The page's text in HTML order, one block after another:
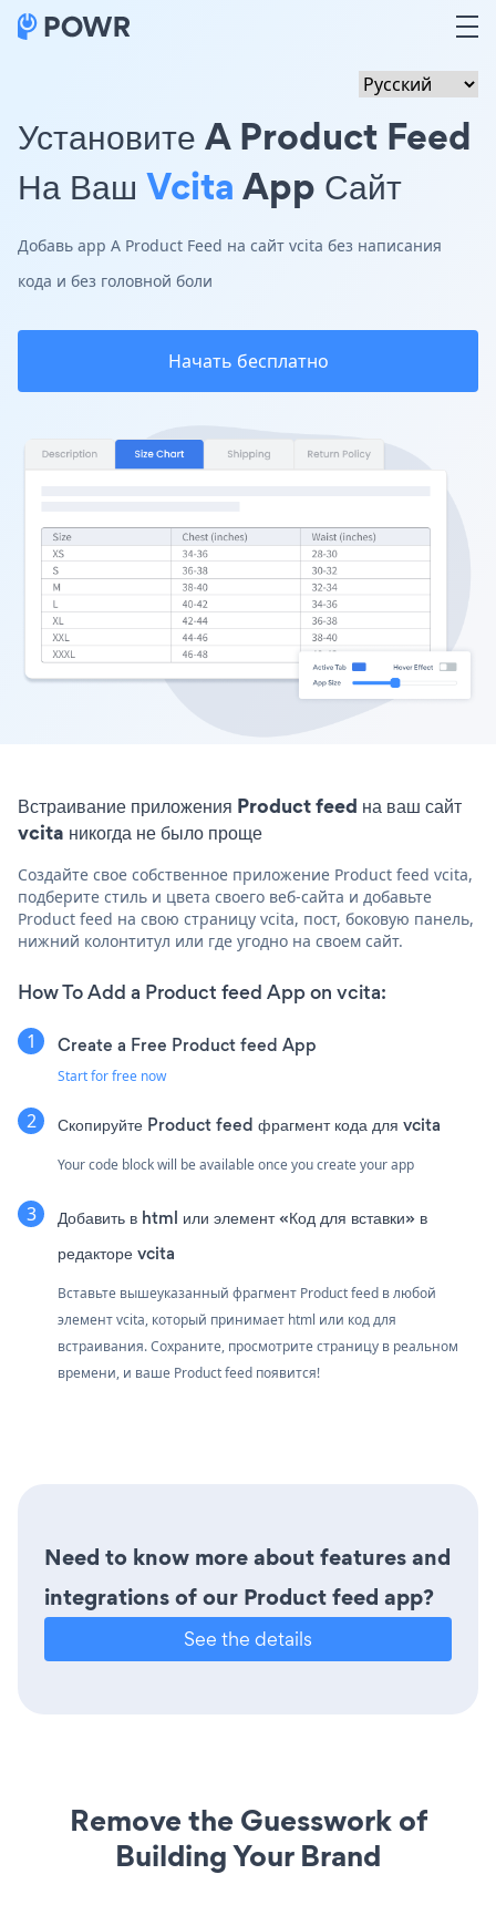
Установите A Product Feed
На Ваш VcitaApp Сайт
Добавь app A Product Feed на сайт vcita без написания
кода и без головной боли
Начать бесплатно
Встраивание приложения Product feed на ваш сайт
vcita никогда не было проще
Создайте свое собственное приложение Product feed vcita,
подберите стиль и цвета своего веб-сайта и добавьте
Product feed на свою страницу vcita, пост, боковую панель,
нижний колонтитул или где угодно на своем сайт.
How To Add a Product feed App on vcita:
Create a Free Product feed App
Start for free now
Скопируйте Product feed фрагмент кода для vcita
Your code block will be available once you create your app
Добавить в html или элемент «Код для вставки» в
редакторе vcita
Вставьте вышеуказанный фрагмент Product feed в любой
элемент vcita, который принимает html или код для
встраивания. Сохраните, просмотрите страницу в реальном
времени, и ваше Product feed появится!
Need to know more about features and
integrations of our Product feed app?
See the details
Remove the Guesswork of
Building Your Brand